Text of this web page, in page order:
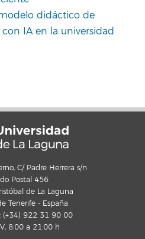
didáctico de
IA en la universidad
C/ Padre Herrera s/n
Postal 456
de La Laguna
Tenerife - España
(+34) 922 31 90 00
8:00 a 21:00 h